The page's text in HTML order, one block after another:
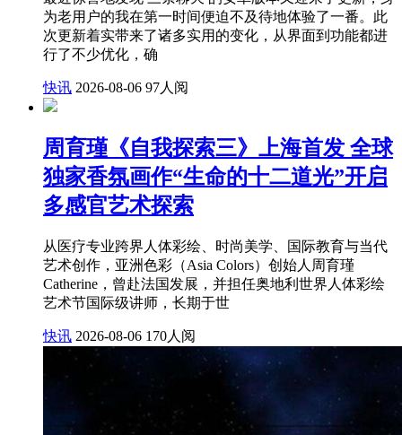
为老用户的我在第一时间便迫不及待地体验了一番。此
次更新着实带来了诸多实用的变化，从界面到功能都进
行了不少优化，确
快讯 2026-08-06 97人阅
周育瑾《自我探索三》上海首发 全球
独家香氛画作“生命的十二道光”开启
多感官艺术探索
从医疗专业跨界人体彩绘、时尚美学、国际教育与当代
艺术创作，亚洲色彩（Asia Colors）创始人周育瑾
Catherine，曾赴法国发展，并担任奥地利世界人体彩绘
艺术节国际级讲师，长期于世
快讯 2026-08-06 170人阅